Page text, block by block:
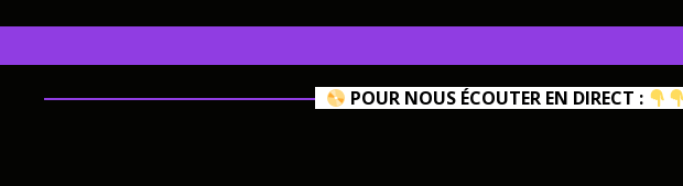
POUR NOUS ÉCOUTER EN DIRECT :